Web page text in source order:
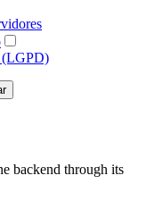
(LGPD)
backend through its